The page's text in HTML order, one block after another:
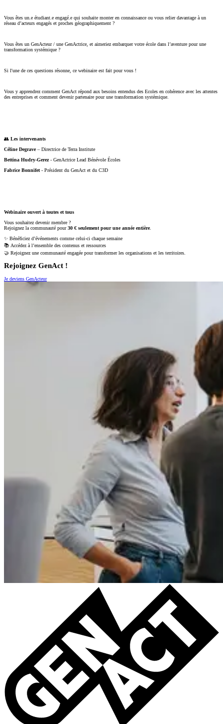
Vous êtes un.e étudiant.e engagé.e qui souhaite monter en connaissance ou vous relier davantage à un
réseau d’acteurs engagés et proches géographiquement ?
Vous êtes un GenActeur / une GenActrice, et aimeriez embarquer votre école dans l’aventure pour une
transformation systémique ?
Si l'une de ces questions résonne, ce webinaire est fait pour vous !
Vous y apprendrez comment GenAct répond aux besoins entendus des Ecoles en cohérence avec les attentes
des entreprises et comment devenir partenaire pour une transformation systémique.
👥 Les intervenants
Céline Degrave– Directrice de Terra Institute
Bettina Hudry-Gerez- GenActrice Lead Bénévole Écoles
Fabrice Bonnifet - Président du GenAct et du C3D
Webinaire ouvert à toutes et tous
Vous souhaitez devenir membre ?
Rejoignez la communauté pour30 € seulement pour une année entière.
✨ Bénéficiez d’événements comme celui-ci chaque semaine
📚 Accédez à l’ensemble des contenus et ressources
🤝 Rejoignez une communauté engagée pour transformer les organisations et les territoires.
Rejoignez GenAct !
Je deviens GenActeur